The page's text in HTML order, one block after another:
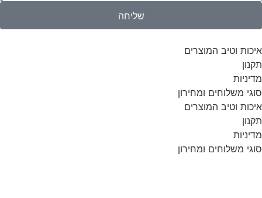
שליחה
איכות וטיב המוצרים
תקנון
מדיניות
סוגי משלוחים ומחירון
איכות וטיב המוצרים
תקנון
מדיניות
סוגי משלוחים ומחירון